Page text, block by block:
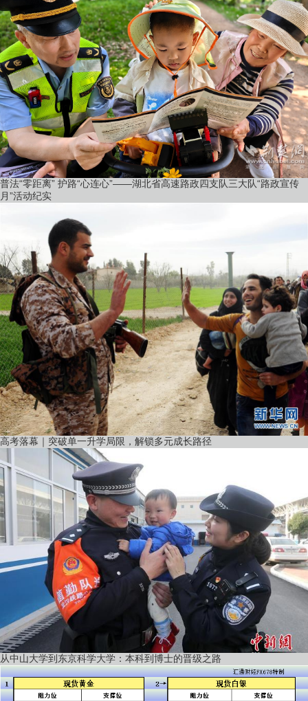
普法“零距离” 护路“心连心”——湖北省高速路政四支队三大队“路政宣传
月”活动纪实
高考落幕｜突破单一升学局限，解锁多元成长路径
从中山大学到东京科学大学：本科到博士的晋级之路